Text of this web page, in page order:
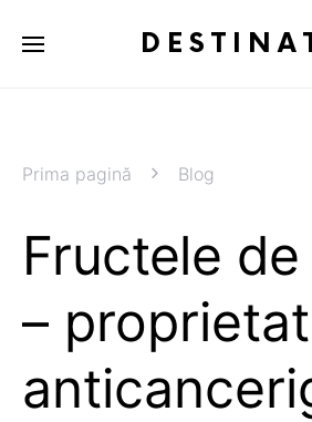
Prima pagină Blog
Fructele
–